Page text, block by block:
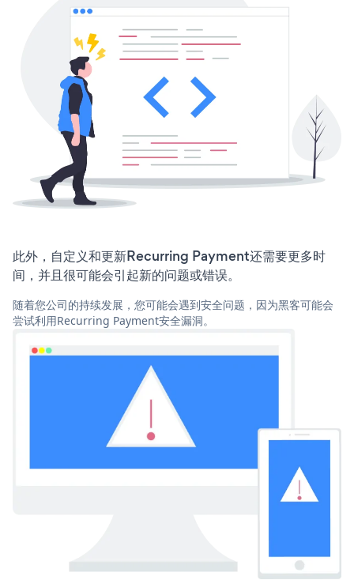
此外，自定义和更新Recurring Payment还需要更多时
间，并且很可能会引起新的问题或错误。
随着您公司的持续发展，您可能会遇到安全问题，因为黑客可能会
尝试利用Recurring Payment安全漏洞。